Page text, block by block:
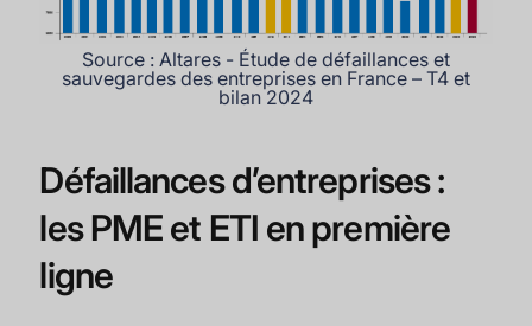
Source : Altares - Étude de défaillances et
sauvegardes des entreprises en France – T4 et
bilan 2024
Défaillances d’entreprises :
les PME et ETI en première
ligne